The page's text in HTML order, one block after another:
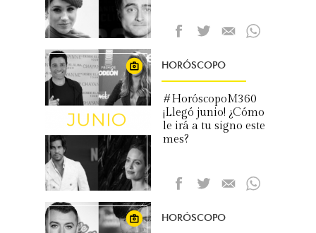
HORÓSCOPO
#HoróscopoM360
¡Llegó junio! ¿Cómo
le irá a tu signo este
mes?
HORÓSCOPO